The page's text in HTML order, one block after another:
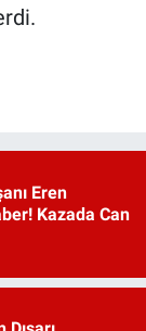
Eren
Kazada Can